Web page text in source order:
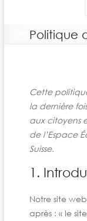
Politique
Cette
la dernière
aux citoyens
de l’Espace
Suisse.
1.
Notre site
après : « le